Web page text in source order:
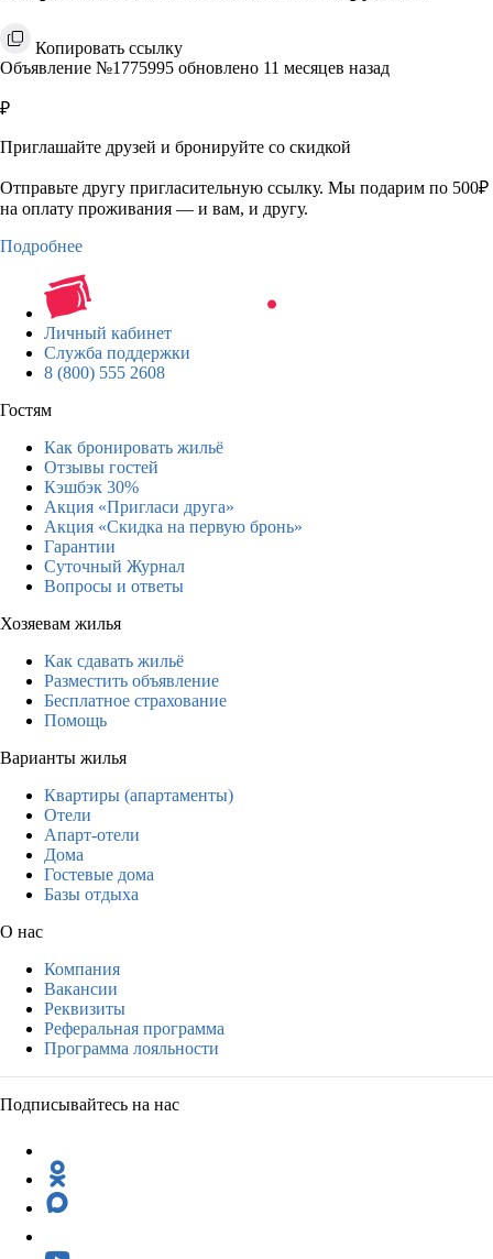
Копировать ссылку
Объявление №1775995 обновлено 11 месяцев назад
₽
Приглашайте друзей и бронируйте со скидкой
Отправьте другу пригласительную ссылку. Мы подарим по 500₽
на оплату проживания — и вам, и другу.
Подробнее
Личный кабинет
Служба поддержки
8 (800) 555 2608
Гостям
Как бронировать жильё
Отзывы гостей
Кэшбэк 30%
Акция «Пригласи друга»
Акция «Скидка на первую бронь»
Гарантии
Суточный Журнал
Вопросы и ответы
Хозяевам жилья
Как сдавать жильё
Разместить объявление
Бесплатное страхование
Помощь
Варианты жилья
Квартиры (апартаменты)
Отели
Апарт-отели
Дома
Гостевые дома
Базы отдыха
О нас
Компания
Вакансии
Реквизиты
Реферальная программа
Программа лояльности
Подписывайтесь на нас